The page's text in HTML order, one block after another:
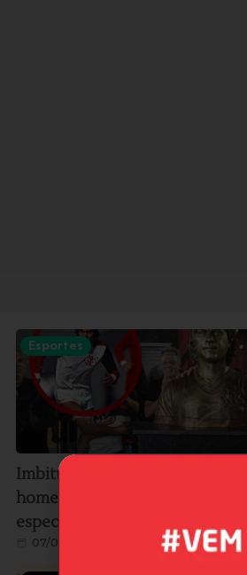
Esportes
Imbitubense e ídolo do
homenageado pelo clube
especial no Museu Fla, no RJ
07/08/2026